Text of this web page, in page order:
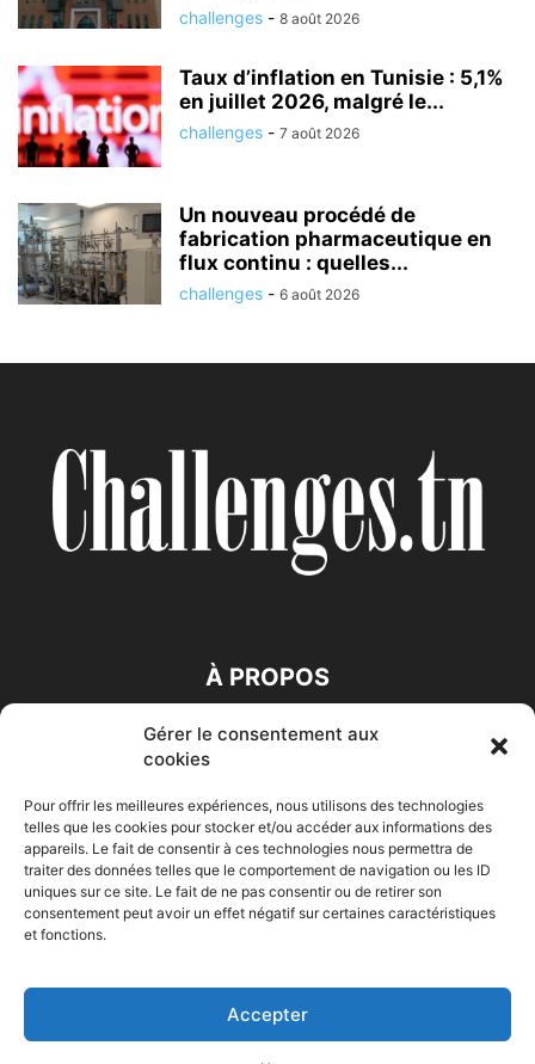
Gérer le consentement aux
cookies
Pour offrir les meilleures expériences, nous utilisons des technologies
telles que les cookies pour stocker et/ou accéder aux informations des
appareils. Le fait de consentir à ces technologies nous permettra de
traiter des données telles que le comportement de navigation ou les ID
uniques sur ce site. Le fait de ne pas consentir ou de retirer son
consentement peut avoir un effet négatif sur certaines caractéristiques
et fonctions.
Accepter
challenges - 8 août 2026
Taux d’inflation en Tunisie : 5,1%
en juillet 2026, malgré le...
challenges - 7 août 2026
Un nouveau procédé de
fabrication pharmaceutique en
flux continu : quelles...
challenges - 6 août 2026
À PROPOS
SUIVEZ NOUS
Accueil Economie Entreprises Entrepreneur Afrique
HIGH-TECH Auto-Moto